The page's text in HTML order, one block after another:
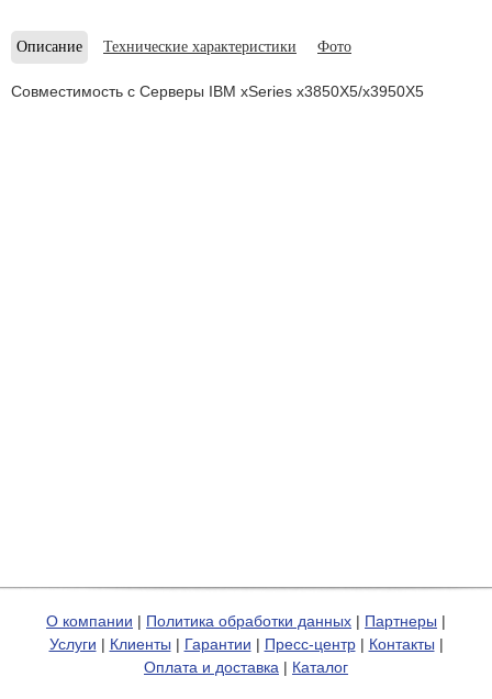
Описание Технические характеристики Фото
Совместимость с Серверы IBM xSeries x3850X5/x3950X5
О компании | Политика обработки данных | Партнеры |
Услуги | Клиенты | Гарантии | Пресс-центр| Контакты |
Оплата и доставка | Каталог